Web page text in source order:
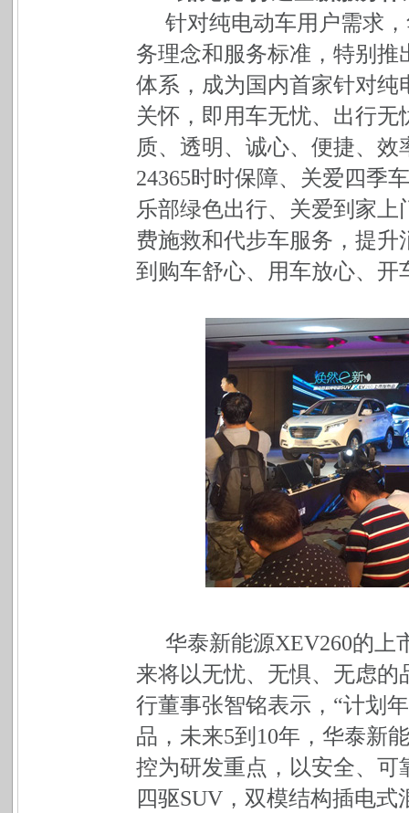
针对纯电动车用户需求
务理念和服务标准，特别推
体系，成为国内首家针对
关怀，即用车无忧、出行
质、透明、诚心、便捷、
24365时时保障、关爱四季
乐部绿色出行、关爱到家
费施救和代步车服务，提
到购车舒心、用车放心、开
华泰新能源XEV260的上
来将以无忧、无惧、无虑
行董事张智铭表示，“计划
品，未来5到10年，华泰新
控为研发重点，以安全、
四驱SUV，双模结构插电